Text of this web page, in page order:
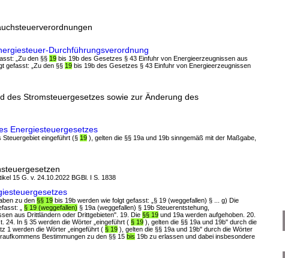
Durchführungsverordnung
„Zu den §§ 19 bis 19b des Gesetzes § 43 Einfuhr von Energieerzeugnissen aus
gefasst: „Zu den §§ 19 bis 19b des Gesetzes § 43 Einfuhr von Energieerzeugnissen
des Stromsteuergesetzes sowie zur Änderung des
Energiesteuergesetzes
Steuergebiet eingeführt (§ 19 ), gelten die §§ 19a und 19b sinngemäß mit der Maßgabe,
15 G. v. 24.10.2022 BGBl. I S. 1838
zu den §§ 19 bis 19b werden wie folgt gefasst: „§ 19 (weggefallen) § ... g) Die
„ § 19 (weggefallen) § 19a (weggefallen) § 19b Steuerentstehung,
aus Drittländern oder Drittgebieten". 19. Die §§ 19 und 19a werden aufgehoben. 20.
24. In § 35 werden die Wörter „eingeführt ( § 19 ), gelten die §§ 19a und 19b" durch die
1 werden die Wörter „eingeführt ( § 19 ), gelten die §§ 19a und 19b" durch die Wörter
Bestimmungen zu den §§ 15 bis 19b zu erlassen und dabei insbesondere